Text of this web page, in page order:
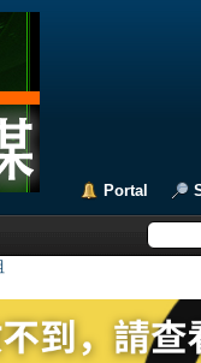
Portal